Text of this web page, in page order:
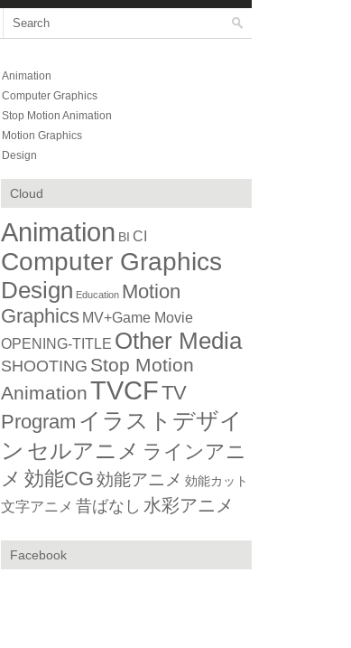
Animation
Computer Graphics
Stop Motion Animation
Motion Graphics
Design
Cloud
Animation BI CI
Computer Graphics
Design Education Motion
Graphics MV+Game Movie
OPENING-TITLE Other Media
SHOOTING Stop Motion
AnimationTVCFTV
Program イラストデザイ
ン セルアニメ ラインアニ
メ 効能CG効能アニメ 効能カット
文字アニメ 昔ばなし 水彩アニメ
Facebook